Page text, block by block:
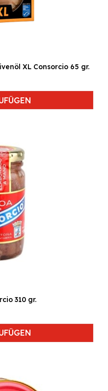
XL Consorcio 65 gr.
310 gr.